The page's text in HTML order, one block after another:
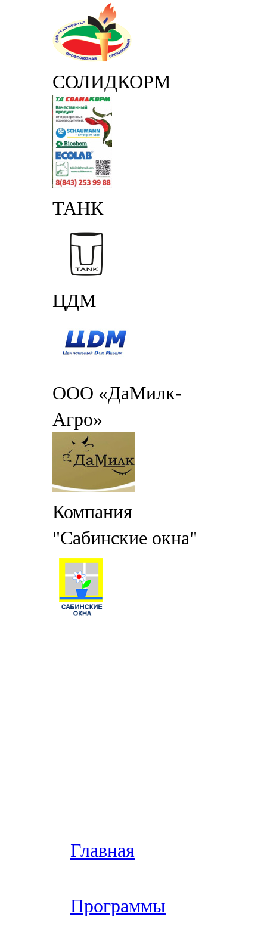
СОЛИДКОРМ
ТАНК
ЦДМ
ООО «ДаМилк-
Агро»
Компания
"Сабинские окна"
Главная
Программы